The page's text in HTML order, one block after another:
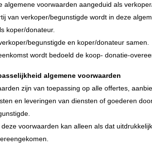
algemene voorwaarden aangeduid als
van verkoper/begunstigde wordt in deze
koper/donateur.
begunstigde en koper/donateur samen.
wordt bedoeld de koop- donatie-
algemene voorwaarden
zijn van toepassing op alle offertes,
en leveringen van diensten of goederen
voorwaarden kan alleen als dat